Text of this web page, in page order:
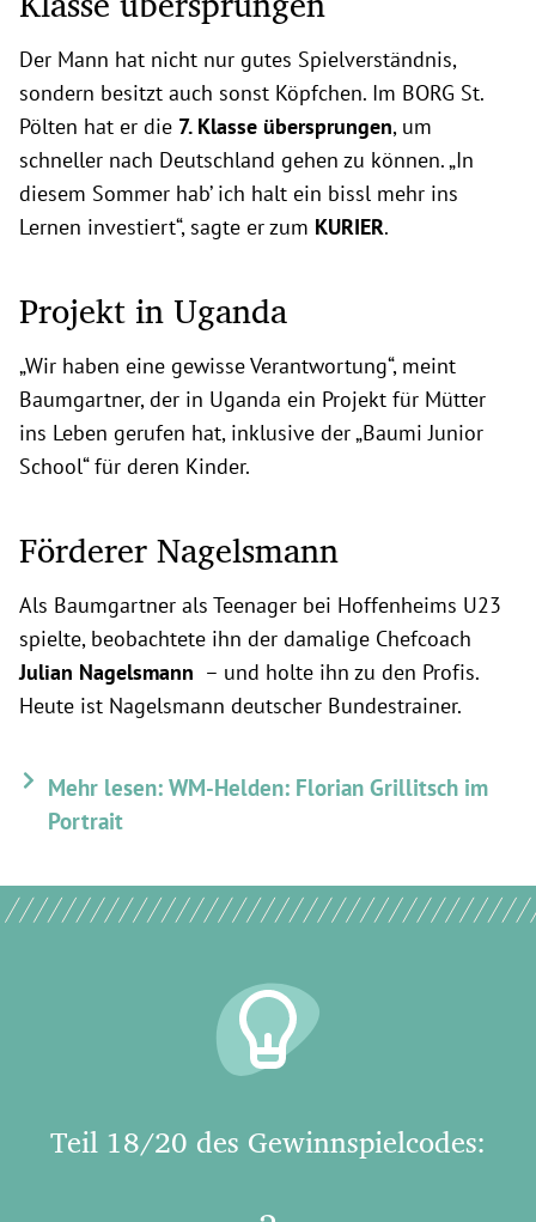
Der Mann hat nicht nur gutes Spielverständnis,
sondern besitzt auch sonst Köpfchen. Im BORG St.
Pölten hat er die 7. Klasse übersprungen, um
schneller nach Deutschland gehen zu können. „In
diesem Sommer hab’ ich halt ein bissl mehr ins
Lernen investiert“, sagte er zum KURIER.
Projekt in Uganda
„Wir haben eine gewisse Verantwortung“, meint
Baumgartner, der in Uganda ein Projekt für Mütter
ins Leben gerufen hat, inklusive der „Baumi Junior
School“ für deren Kinder.
Förderer Nagelsmann
Als Baumgartner als Teenager bei Hoffenheims U23
spielte, beobachtete ihn der damalige Chefcoach
Julian Nagelsmann – und holte ihn zu den Profis.
Heute ist Nagelsmann deutscher Bundestrainer.
Mehr lesen: WM-Helden: Florian Grillitsch im
Portrait
Teil 18/20 des Gewinnspielcodes: